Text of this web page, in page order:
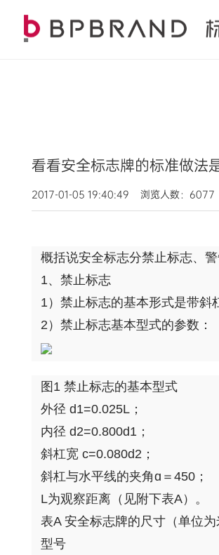
看看安全标志牌的标准做法
2017-01-05 19:40:49 浏览人数：6077
概括说安全标志分禁止标志、
1、禁止标志
1）禁止标志的基本形式是带斜
2）禁止标志基本型式的参数：
图1 禁止标志的基本型式
外径 d1=0.025L；
内径 d2=0.800d1；
斜杠宽 c=0.080d2；
斜杠与水平线的夹角ɑ＝450；
L为观察距离（见附下表A）。
表A 安全标志牌的尺寸（单位为
型号